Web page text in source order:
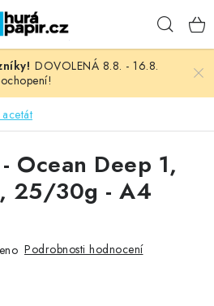
DOVOLENÁ 8.8. - 16.8.
Ocean Deep 1,
25/30g - A4
Podrobnosti hodnocení